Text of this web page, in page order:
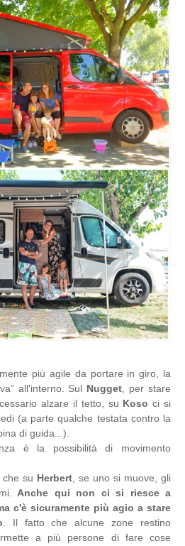
più agile da portare in giro, la
all'interno. Sul Nugget , per stare
alzare il tetto, su Koso ci si
(a parte qualche testata contro la
di guida...).
è la possibilità di movimento
su Herbert , se uno si muove, gli
Anche qui non ci si riesce a
c'è sicuramente più agio a stare
. Il fatto che alcune zone restino
a più persone di fare cose